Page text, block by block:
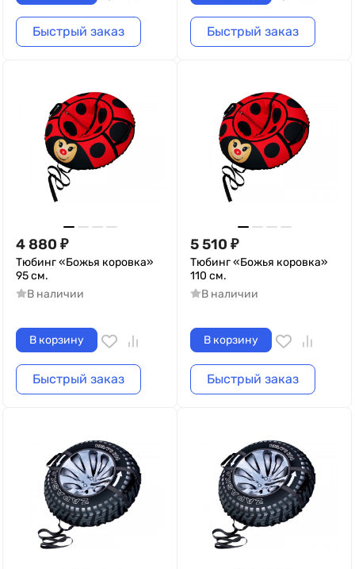
Быстрый заказ Быстрый заказ
4 880 ₽
Тюбинг «Божья коровка»
95 см.
В наличии
В корзину
Быстрый заказ
5 510 ₽
Тюбинг «Божья коровка»
110 см.
В наличии
В корзину
Быстрый заказ